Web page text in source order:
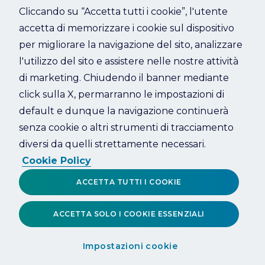
Refresh
Cliccando su “Accetta tutti i cookie”, l'utente
accetta di memorizzare i cookie sul dispositivo
per migliorare la navigazione del sito, analizzare
l'utilizzo del sito e assistere nelle nostre attività
di marketing. Chiudendo il banner mediante
click sulla X, permarranno le impostazioni di
default e dunque la navigazione continuerà
senza cookie o altri strumenti di tracciamento
diversi da quelli strettamente necessari.
Cookie Policy
Impostazioni cookie
ACCETTA SOLO I COOKIE ESSENZIALI
ACCETTA TUTTI I COOKIE